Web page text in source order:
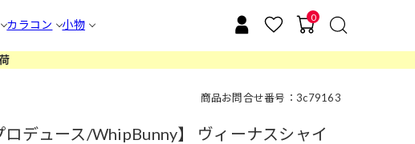
カラコン 小物
0
商品お問合せ番号：3c79163
ロデュース/WhipBunny】 ヴィーナスシャイ